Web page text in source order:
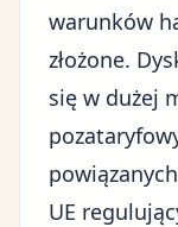
warunków
złożone.
się w dużej
UE